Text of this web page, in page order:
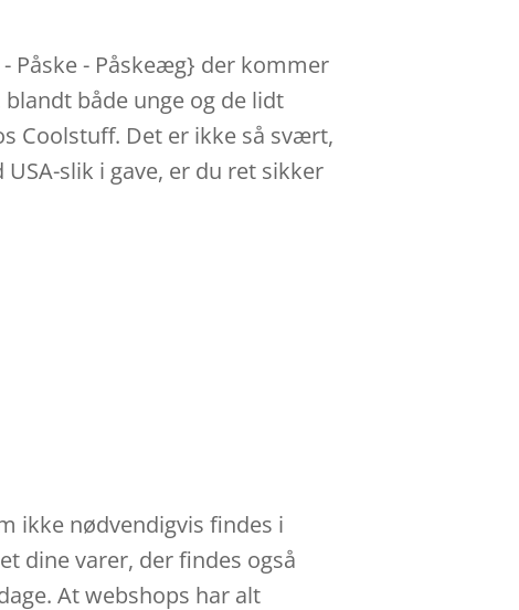
Påske - Påskeæg} der kommer
både unge og de lidt
Coolstuff. Det er ikke så svært,
slik i gave, er du ret sikker
ikke nødvendigvis findes i
dine varer, der findes også
At webshops har alt